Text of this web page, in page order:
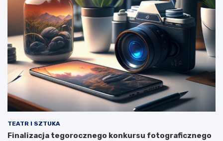
TEATR I SZTUKA
Finalizacja tegorocznego konkursu fotograficznego